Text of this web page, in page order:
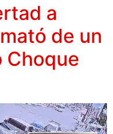
a
de un
Choque